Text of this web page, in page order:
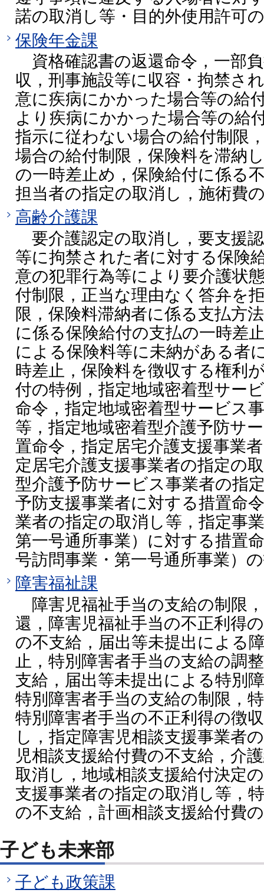
諾の取消し等・目的外使用許可
保険年金課
資格確認書の返還命令，一部
収，刑事施設等に収容・拘禁さ
意に疾病にかかった場合等の給
より疾病にかかった場合等の給
指示に従わない場合の給付制限
場合の給付制限，保険料を滞納
の一時差止め，保険給付に係る
担当者の指定の取消し，施術費
高齢介護課
要介護認定の取消し，要支援
等に拘禁された者に対する保険
意の犯罪行為等により要介護状
付制限，正当な理由なく答弁を
限，保険料滞納者に係る支払方
に係る保険給付の支払の一時差
による保険料等に未納がある者
時差止，保険料を徴収する権利
付の特例，指定地域密着型サー
命令，指定地域密着型サービス
等，指定地域密着型介護予防サ
置命令，指定居宅介護支援事業
定居宅介護支援事業者の指定の
型介護予防サービス事業者の指
予防支援事業者に対する措置命
業者の指定の取消し等，指定事
第一号通所事業）に対する措置
号訪問事業・第一号通所事業）
障害福祉課
障害児福祉手当の支給の制限
還，障害児福祉手当の不正利得
の不支給，届出等未提出による
止，特別障害者手当の支給の調
支給，届出等未提出による特別
特別障害者手当の支給の制限，
特別障害者手当の不正利得の徴
し，指定障害児相談支援事業者
児相談支援給付費の不支給，介
取消し，地域相談支援給付決定
支援事業者の指定の取消し等，
の不支給，計画相談支援給付費
子ども未来部
子ども政策課